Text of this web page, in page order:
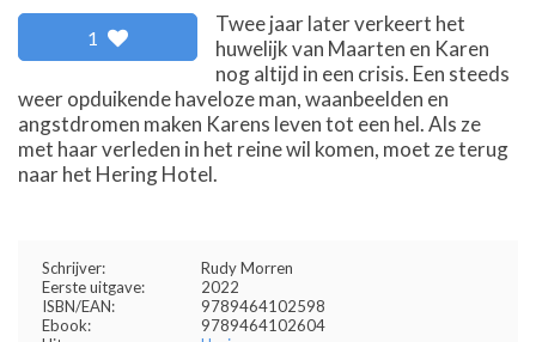
1
Twee jaar later verkeert het
huwelijk van Maarten en Karen
nog altijd in een crisis. Een steeds
weer opduikende haveloze man, waanbeelden en
angstdromen maken Karens leven tot een hel. Als ze
met haar verleden in het reine wil komen, moet ze terug
naar het Hering Hotel.
Schrijver:
Rudy Morren
Eerste uitgave:
2022
ISBN/EAN:
9789464102598
Ebook:
9789464102604